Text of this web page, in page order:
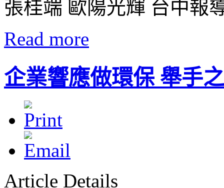
張桂端 歐陽光輝 台中報
Read more
企業響應做環保 舉手
Article Details